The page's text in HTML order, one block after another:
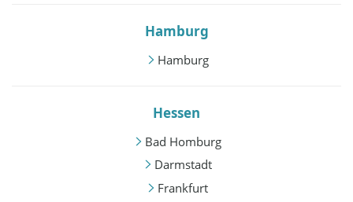
Hamburg
Hamburg
Hessen
Bad Homburg
Darmstadt
Frankfurt